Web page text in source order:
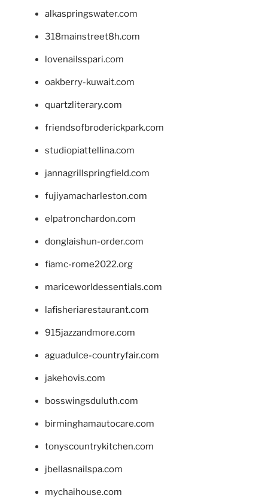
alkaspringswater.com
318mainstreet8h.com
lovenailsspari.com
oakberry-kuwait.com
quartzliterary.com
friendsofbroderickpark.com
studiopiattellina.com
jannagrillspringfield.com
fujiyamacharleston.com
elpatronchardon.com
donglaishun-order.com
fiamc-rome2022.org
mariceworldessentials.com
lafisheriarestaurant.com
915jazzandmore.com
aguadulce-countryfair.com
jakehovis.com
bosswingsduluth.com
birminghamautocare.com
tonyscountrykitchen.com
jbellasnailspa.com
mychaihouse.com